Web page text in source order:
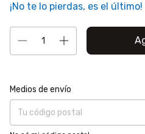
¡No te lo pierdas, es el último!
Entregas para el CP:
Medios de envío